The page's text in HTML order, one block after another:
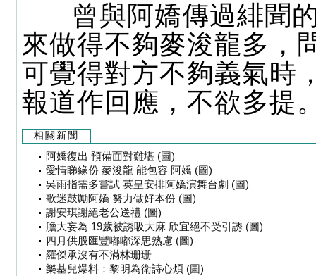
曾與阿嬌傳過緋聞
來做得不夠麥浚龍多，
可覺得對方不夠義氣時
報道作回應，不欲多提
相關新聞
阿嬌復出 預備面對難堪 (圖)
愛情睇緣份 麥浚龍 能包容 阿嬌 (圖)
吳雨指需多嘗試 英皇安排阿嬌演舞台劇 (圖)
歌迷鼓勵阿嬌 努力做好本份 (圖)
謝安琪謝絕老公送禮 (圖)
膽大妄為 19歲被誘吸大麻 欣宜絕不受引誘 (圖)
四月供股匯豐嘟嘟深思熟慮 (圖)
羅傑承沒有不滿林珊珊
樂基兒爆料：黎明為衛詩心煩 (圖)